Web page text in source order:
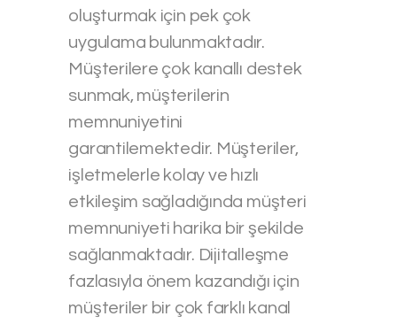
oluşturmak için pek çok
uygulama bulunmaktadır.
Müşterilere çok kanallı destek
sunmak, müşterilerin
memnuniyetini
garantilemektedir. Müşteriler,
işletmelerle kolay ve hızlı
etkileşim sağladığında müşteri
memnuniyeti harika bir şekilde
sağlanmaktadır. Dijitalleşme
fazlasıyla önem kazandığı için
müşteriler bir çok farklı kanal